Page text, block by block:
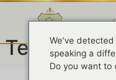
Test
We've
speaking a
Do you want to